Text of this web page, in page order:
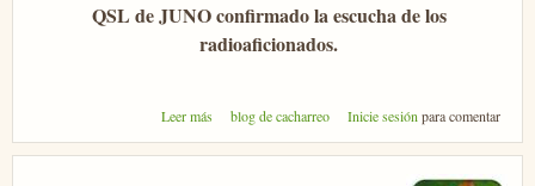
QSL de JUNO confirmado la escucha de los
radioaficionados.
Leer más sobre Di "HI" a Juno -parte 2-
blog de cacharreo Inicie sesiónpara comentar